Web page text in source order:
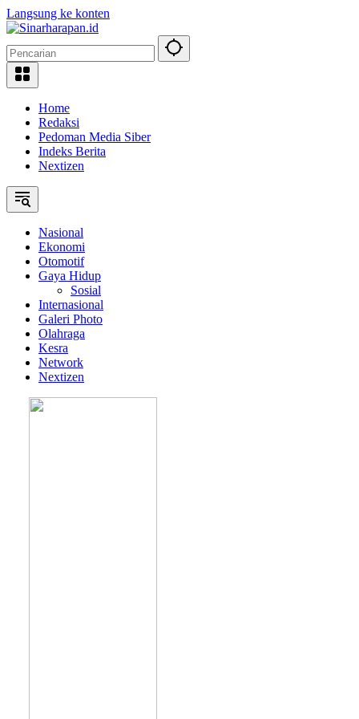
Langsung ke konten
Home
Redaksi
Pedoman Media Siber
Indeks Berita
Nextizen
Nasional
Ekonomi
Otomotif
Gaya Hidup
Sosial
Internasional
Galeri Photo
Olahraga
Kesra
Network
Nextizen